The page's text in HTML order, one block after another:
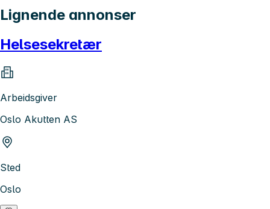
Lignende annonser
Helsesekretær
Arbeidsgiver
Oslo Akutten AS
Sted
Oslo